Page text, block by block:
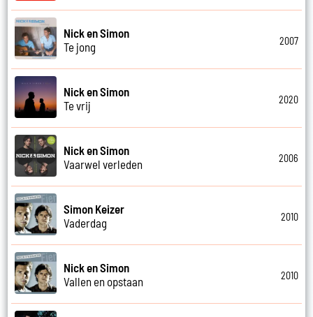
Nick en Simon
Te jong
2007
Nick en Simon
Te vrij
2020
Nick en Simon
Vaarwel verleden
2006
Simon Keizer
Vaderdag
2010
Nick en Simon
Vallen en opstaan
2010